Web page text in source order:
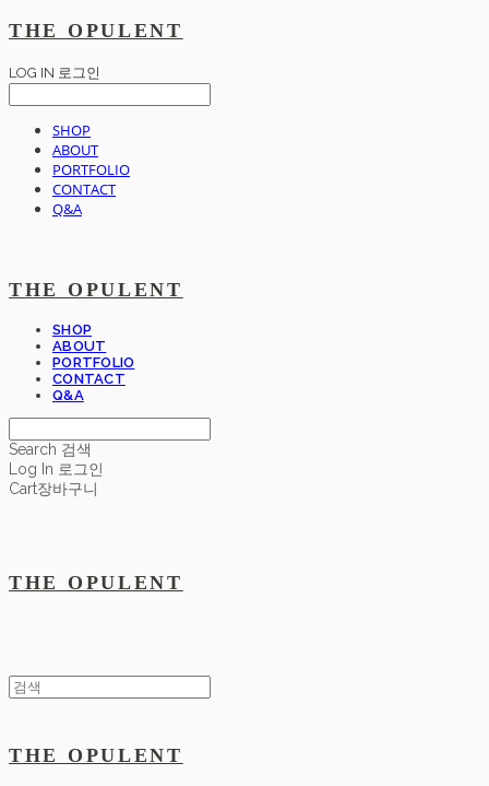
THE OPULENT
LOG IN 로그인
SHOP
ABOUT
PORTFOLIO
CONTACT
Q&A
THE OPULENT
SHOP
ABOUT
PORTFOLIO
CONTACT
Q&A
Search 검색
Log In 로그인
Cart장바구니
THE OPULENT
THE OPULENT